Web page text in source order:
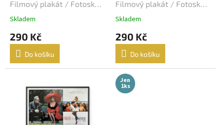
Karel Steklý
Robert Zemeckis
Jan Hřebejk 31
Steven Soderbergh 30
Otakar Vávra 28
Filmový plakát / Fotoska /
Slepka (cca A4)
Skladem
290 Kč
Do košíku
Filmový plakát / Fotoska /
Slepka (cca A4)
Skladem
290 Kč
Do košíku
Jen
1ks